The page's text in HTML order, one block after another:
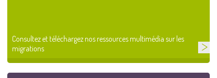
Consultez et téléchargez nos ressources multimédia sur les
migrations